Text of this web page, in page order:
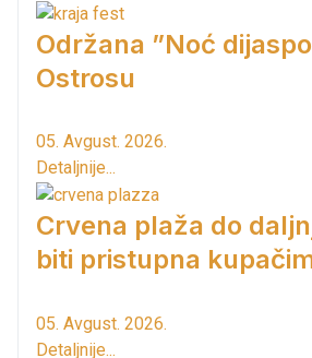
Održana ”Noć
Ostrosu
05. Avgust. 2026.
Detaljnije...
Crvena plaža do
biti pristupna
05. Avgust. 2026.
Detaljnije...